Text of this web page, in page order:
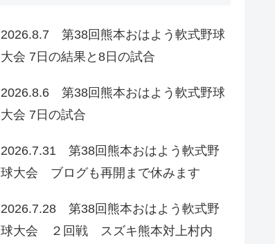
2026.8.7 第38回熊本おはよう軟式野球
大会 7日の結果と8日の試合
2026.8.6 第38回熊本おはよう軟式野球
大会 7日の試合
2026.7.31 第38回熊本おはよう軟式野
球大会 ブログも再開まで休みます
2026.7.28 第38回熊本おはよう軟式野
球大会 ２回戦 スズキ熊本対上村内